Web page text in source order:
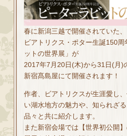
春に新潟三越で開催されていた、
ビアトリクス・ポター生誕150
ットの世界展」が
2017年7月20日(木)から31日(月)
新宿髙島屋にて開催されます！
作者、ビアトリクスが生涯愛し
い湖水地方の魅力や、知られざ
品々と共に紹介します。
また新宿会場では【世界初公開